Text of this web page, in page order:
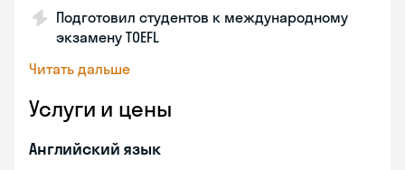
Подготовил студентов к международному
экзамену TOEFL
Читать дальше
Услуги и цены
Английский язык